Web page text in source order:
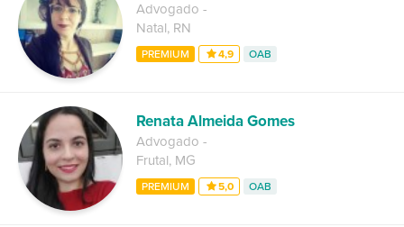
Advogado -
Natal, RN
PREMIUM 4,9 OAB
Renata Almeida Gomes
Advogado -
Frutal, MG
PREMIUM 5,0 OAB